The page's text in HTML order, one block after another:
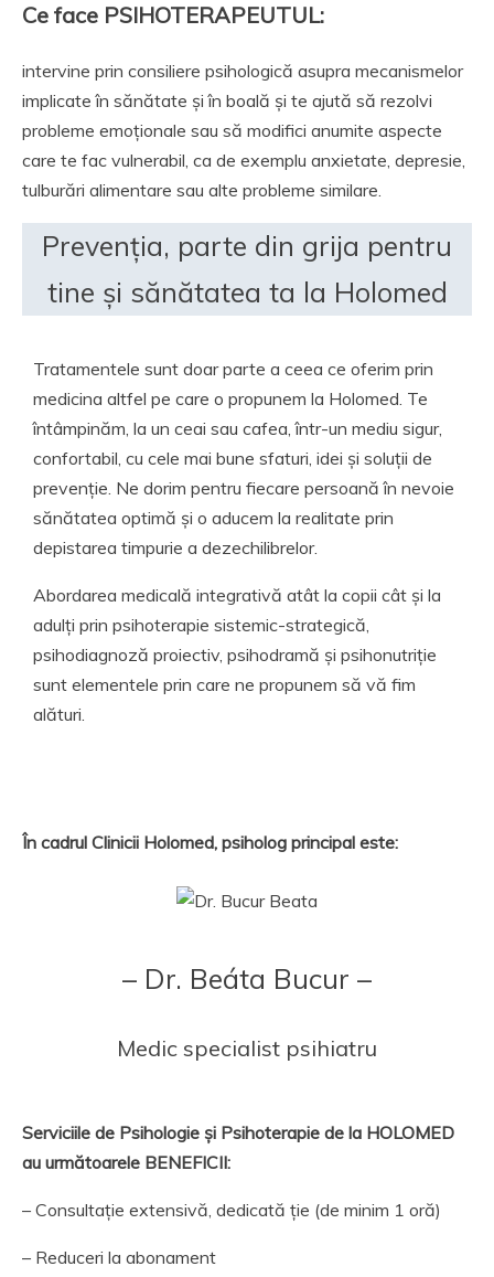
Ce face PSIHOTERAPEUTUL:
intervine prin consiliere psihologică asupra mecanismelor
implicate în sănătate și în boală și te ajută să rezolvi
probleme emoționale sau să modifici anumite aspecte
care te fac vulnerabil, ca de exemplu anxietate, depresie,
tulburări alimentare sau alte probleme similare.
Prevenția, parte din grija pentru
tine și sănătatea ta la Holomed
Tratamentele sunt doar parte a ceea ce oferim prin
medicina altfel pe care o propunem la Holomed. Te
întâmpinăm, la un ceai sau cafea, într-un mediu sigur,
confortabil, cu cele mai bune sfaturi, idei și soluții de
prevenție. Ne dorim pentru fiecare persoană în nevoie
sănătatea optimă și o aducem la realitate prin
depistarea timpurie a dezechilibrelor.
Abordarea medicală integrativă atât la copii cât și la
adulți prin psihoterapie sistemic-strategică,
psihodiagnoză proiectiv, psihodramă și psihonutriție
sunt elementele prin care ne propunem să vă fim
alături.
În cadrul Clinicii Holomed, psiholog principal este:
– Dr. Beáta Bucur –
Medic specialist psihiatru
Serviciile de Psihologie și Psihoterapie de la HOLOMED
au următoarele BENEFICII:
– Consultație extensivă, dedicată ție (de minim 1 oră)
– Reduceri la abonament